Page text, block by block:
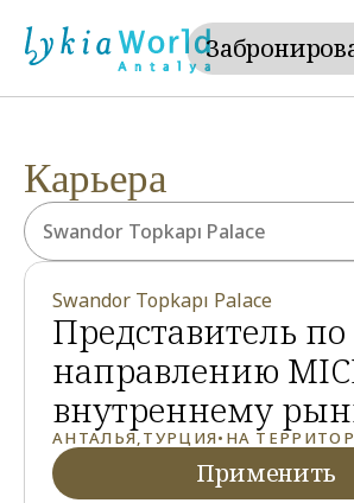
Карьера
Swandor Topkapı Palace
Swandor Topkapı Palace
Представитель по
направлению
внутреннему
АНТАЛЬЯ,ТУРЦИЯ• НА
Применить